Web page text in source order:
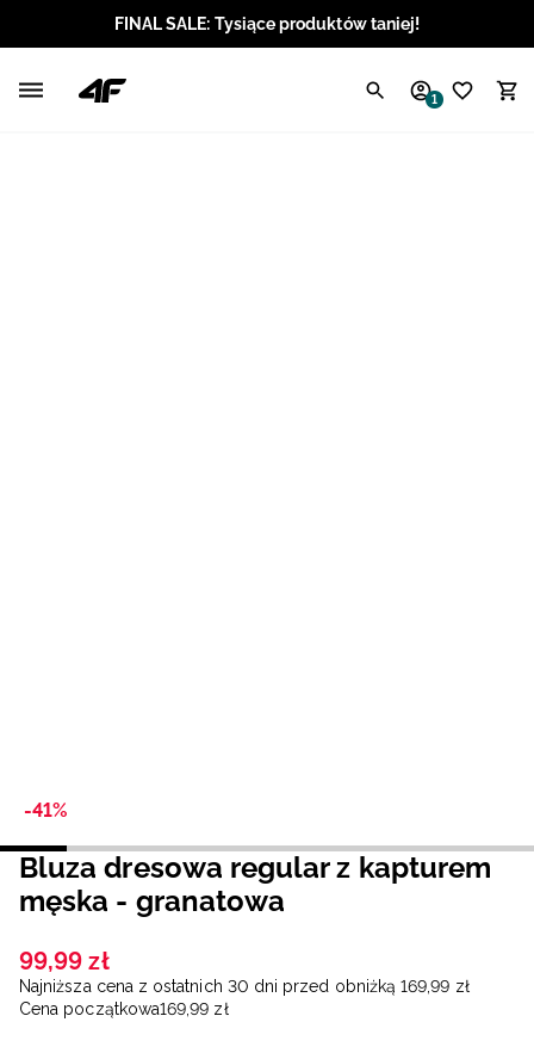
FINAL SALE: Tysiące produktów taniej!
1
-41%
Bluza dresowa regular z kapturem
męska - granatowa
99,99 zł
Najniższa cena z ostatnich 30 dni przed obniżką 169,99 zł
Cena początkowa169,99 zł